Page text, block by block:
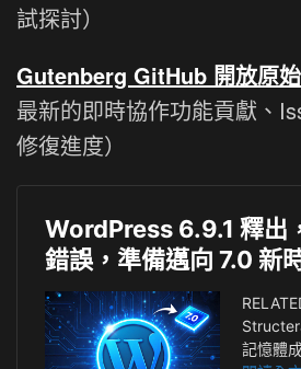
試探討）
Gutenberg GitHub 開放原
最新的即時協作功能貢獻、
修復進度）